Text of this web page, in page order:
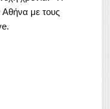
με τους